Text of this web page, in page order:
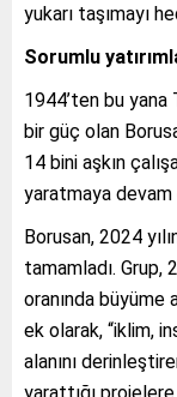
yukarı taşımayı
Sorumlu
1944’ten bu yana
bir güç olan
14 bini aşkın
yaratmaya devam
Borusan, 2024
tamamladı. Grup,
oranında büyüme
ek olarak, “iklim,
alanını
yarattığı